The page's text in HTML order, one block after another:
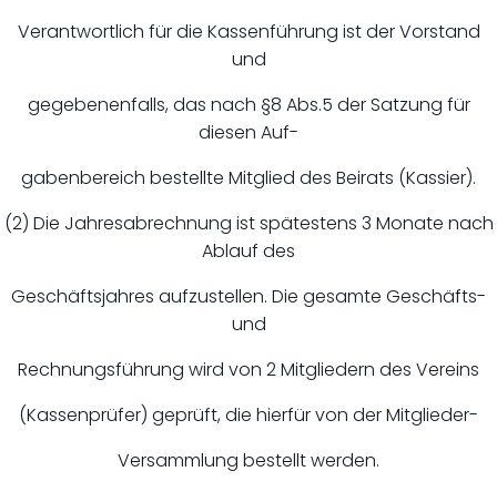
Verantwortlich für die Kassenführung ist der Vorstand
und
gegebenenfalls, das nach §8 Abs.5 der Satzung für
diesen Auf-
gabenbereich bestellte Mitglied des Beirats (Kassier).
(2) Die Jahresabrechnung ist spätestens 3 Monate nach
Ablauf des
Geschäftsjahres aufzustellen. Die gesamte Geschäfts-
und
Rechnungsführung wird von 2 Mitgliedern des Vereins
(Kassenprüfer) geprüft, die hierfür von der Mitglieder-
Versammlung bestellt werden.